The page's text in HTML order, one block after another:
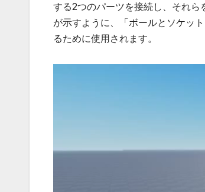
する2つのパーツを接続し、それ
が示すように、「ボールとソケッ
るために使用されます。